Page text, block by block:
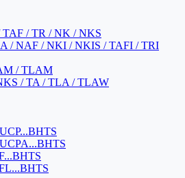
TAF / TR / NK / NKS
/ NAF / NKI / NKIS / TAFI / TRI
/ TLAM
/ TA / TLA / TLAW